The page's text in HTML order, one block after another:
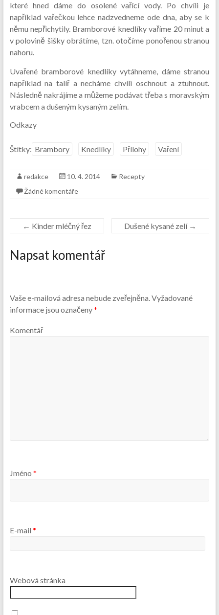
které hned dáme do osolené vařící vody. Po chvíli je
například vařečkou lehce nadzvedneme ode dna, aby se k
němu nepřichytily. Bramborové knedlíky vaříme 20 minut a
v polovině šišky obrátíme, tzn. otočíme ponořenou stranou
nahoru.
Uvařené bramborové knedlíky vytáhneme, dáme stranou
například na talíř a necháme chvíli oschnout a ztuhnout.
Následně nakrájíme a můžeme podávat třeba s moravským
vrabcem a dušeným kysaným zelím.
Odkazy
Štítky: Brambory Knedlíky Přílohy Vaření
redakce 10. 4. 2014
Recepty
Žádné komentáře
← Kinder mléčný řez Dušené kysané zelí →
Napsat komentář
Vaše e-mailová adresa nebude zveřejněna.Vyžadované
informace jsou označeny*
Komentář
Jméno *
E-mail *
Webová stránka